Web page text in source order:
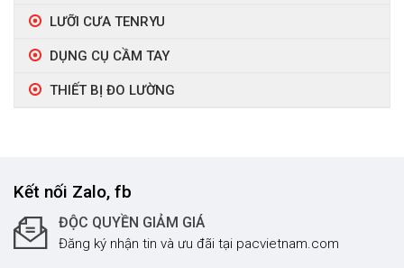
LƯỠI CƯA TENRYU
DỤNG CỤ CẦM TAY
THIẾT BỊ ĐO LƯỜNG
Kết nối Zalo, fb
ĐỘC QUYỀN GIẢM GIÁ
Đăng ký nhận tin và ưu đãi tại pacvietnam.com